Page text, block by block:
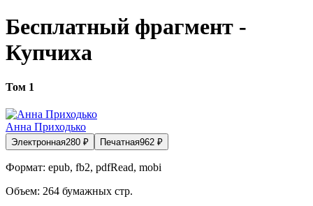
Бесплатный фрагмент -
Купчиха
Том 1
Анна Приходько
Электронная280 ₽ Печатная962 ₽
Формат: epub, fb2, pdfRead, mobi
Объем: 264 бумажных стр.